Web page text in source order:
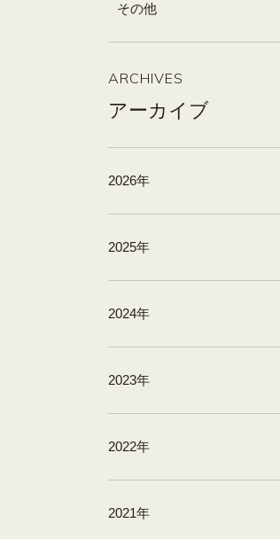
その他
ARCHIVES
アーカイブ
2026年
2025年
2024年
2023年
2022年
2021年